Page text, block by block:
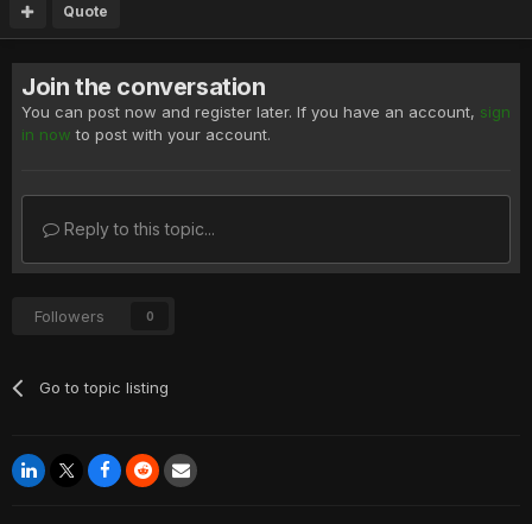
Quote
Join the conversation
You can post now and register later. If you have an account, sign
in now to post with your account.
Reply to this topic...
Followers 0
Go to topic listing